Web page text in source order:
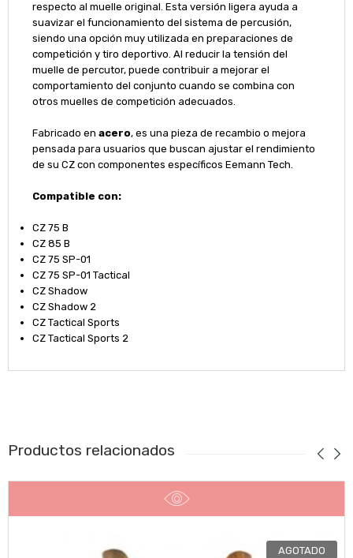
respecto al muelle original. Esta versión ligera ayuda a
suavizar el funcionamiento del sistema de percusión,
siendo una opción muy utilizada en preparaciones de
competición y tiro deportivo. Al reducir la tensión del
muelle de percutor, puede contribuir a mejorar el
comportamiento del conjunto cuando se combina con
otros muelles de competición adecuados.
Fabricado en acero, es una pieza de recambio o mejora
pensada para usuarios que buscan ajustar el rendimiento
de su CZ con componentes específicos Eemann Tech.
Compatible con:
CZ 75 B
CZ 85 B
CZ 75 SP-01
CZ 75 SP-01 Tactical
CZ Shadow
CZ Shadow 2
CZ Tactical Sports
CZ Tactical Sports 2
Productos relacionados
AGOTADO